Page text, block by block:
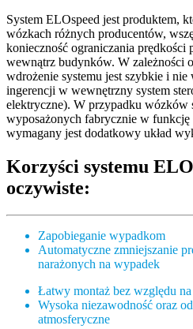
System ELOspeed jest produktem,
wózkach różnych producentów,
konieczność ograniczania prędkości
wewnątrz budynków. W zależności
wdrożenie systemu jest szybkie i
ingerencji w wewnętrzny system
elektryczne). W przypadku wózków
wyposażonych fabrycznie w funkcję
wymagany jest dodatkowy układ
Korzyści systemu
oczywiste:
Zapobieganie wypadkom
Automatyczne zmniejszanie
narażonych na wypadek
Łatwy montaż bez względu
Wysoka niezawodność oraz
atmosferyczne